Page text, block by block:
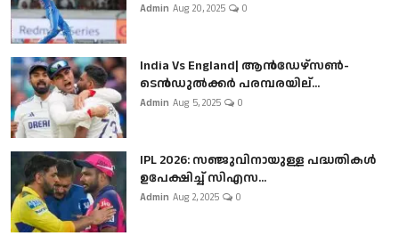
Admin Aug 20, 2025 0
India Vs England| ആൻഡേഴ്സൺ-
ടെൻഡുല്‍ക്കർ പരമ്പരയില്...
Admin Aug 5, 2025 0
IPL 2026: സഞ്ജുവിനായുള്ള പദ്ധതികൾ
ഉപേക്ഷിച്ച് സിഎസ...
Admin Aug 2, 2025 0